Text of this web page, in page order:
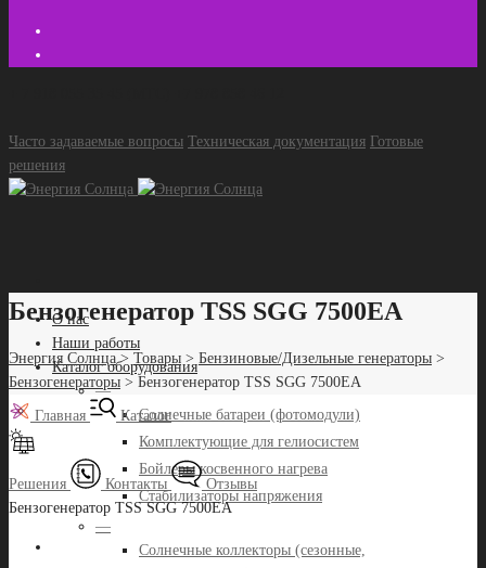
Часто задаваемые вопросы Техническая документация Готовые
решения
О нас
Наши работы
Каталог оборудования
—
Солнечные батареи (фотомодули)
Комплектующие для гелиосистем
Бойлеры косвенного нагрева
Стабилизаторы напряжения
—
Солнечные коллекторы (сезонные,
Бензогенератор TSS SGG 7500ЕA
Энергия Солнца> Товары > Бензиновые/Дизельные генераторы >
Бензогенераторы > Бензогенератор TSS SGG 7500ЕA
Главная Каталог
Решения Контакты
Отзывы
Бензогенератор TSS SGG 7500ЕA